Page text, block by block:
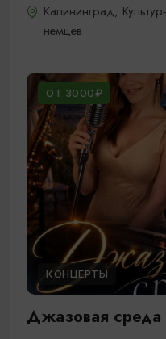
Калининград,
немцев
ОТ 3000₽
КОНЦЕРТЫ
Джазовая среда